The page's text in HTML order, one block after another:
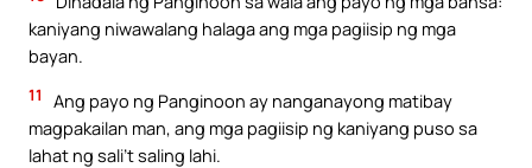
kaniyang niwawalang halaga ang mga pagiisip ng mga
bayan.
11
Ang payo ng Panginoon ay nanganayong matibay
magpakailan man, ang mga pagiisip ng kaniyang puso sa
lahat ng sali’t saling lahi.